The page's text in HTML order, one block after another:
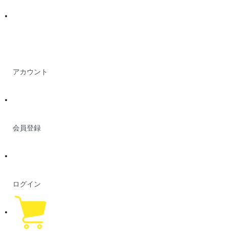
アカウント
会員登録
ログイン